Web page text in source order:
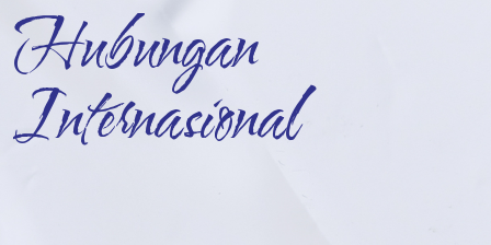
Hubungan
Internasional